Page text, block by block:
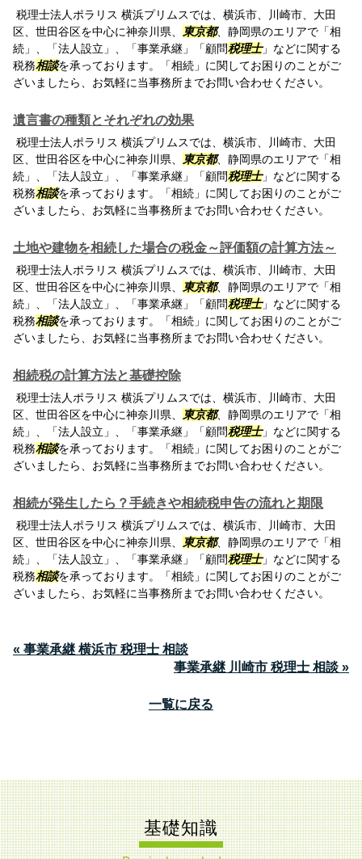
税理士法人ポラリス 横浜プリムスでは、横浜市、川崎市、大田
区、世田谷区を中心に神奈川県、
東京都、静岡県のエリアで「相
続」、「法人設立」、「事業承継」「顧問税理士」などに関する
税務相談を承っております。「相続」に関してお困りのことがご
ざいましたら、お気軽に当事務所までお問い合わせください。
遺言書の種類とそれぞれの効果
税理士法人ポラリス 横浜プリムスでは、横浜市、川崎市、大田
区、世田谷区を中心に神奈川県、
東京都、静岡県のエリアで「相
続」、「法人設立」、「事業承継」「顧問税理士」などに関する
税務相談を承っております。「相続」に関してお困りのことがご
ざいましたら、お気軽に当事務所までお問い合わせください。
土地や建物を相続した場合の税金～評価額の計算方法～
税理士法人ポラリス 横浜プリムスでは、横浜市、川崎市、大田
区、世田谷区を中心に神奈川県、
東京都、静岡県のエリアで「相
続」、「法人設立」、「事業承継」「顧問税理士」などに関する
税務相談を承っております。「相続」に関してお困りのことがご
ざいましたら、お気軽に当事務所までお問い合わせください。
相続税の計算方法と基礎控除
税理士法人ポラリス 横浜プリムスでは、横浜市、川崎市、大田
区、世田谷区を中心に神奈川県、
東京都、静岡県のエリアで「相
続」、「法人設立」、「事業承継」「顧問税理士」などに関する
税務相談を承っております。「相続」に関してお困りのことがご
ざいましたら、お気軽に当事務所までお問い合わせください。
相続が発生したら？手続きや相続税申告の流れと期限
税理士法人ポラリス 横浜プリムスでは、横浜市、川崎市、大田
区、世田谷区を中心に神奈川県、
東京都、静岡県のエリアで「相
続」、「法人設立」、「事業承継」「顧問税理士」などに関する
税務相談を承っております。「相続」に関してお困りのことがご
ざいましたら、お気軽に当事務所までお問い合わせください。
« 事業承継 横浜市 税理士 相談
事業承継 川崎市 税理士 相談 »
一覧に戻る
基礎知識